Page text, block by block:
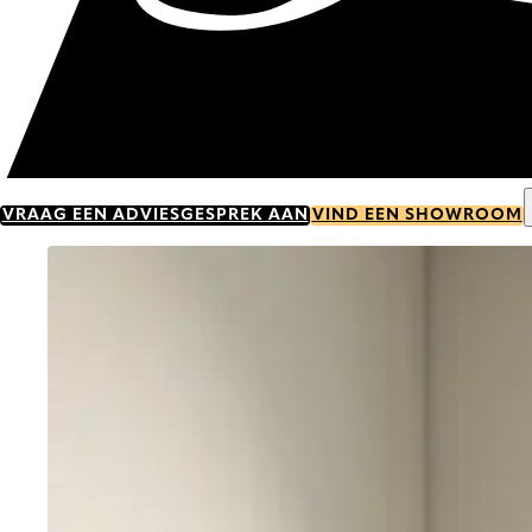
VRAAG EEN ADVIESGESPREK AAN VIND EEN SHOWROOM
Go to item 0